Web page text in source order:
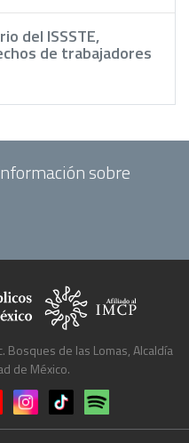
del ISSSTE,
de trabajadores
sobre
Bosques de las Lomas, Alcaldía
de México.